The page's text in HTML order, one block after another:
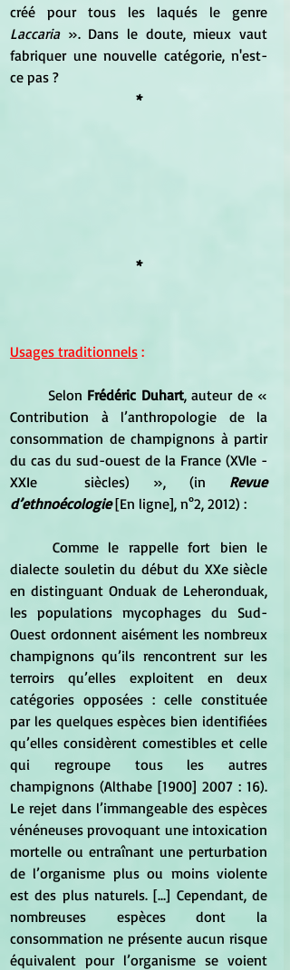
Laccaria ». Dans le doute, mieux vaut
fabriquer une nouvelle catégorie, n'est-
ce pas ?
*
*
Usages traditionnels :
	Selon
Frédéric Duhart, auteur de «
Contribution à l’anthropologie de la
consommation de champignons à partir
du cas du sud-ouest de la France (XVIe -
XXIe  siècles) », (in Revue
d’ethnoécologie [En ligne], n°2, 2012) :
dialecte souletin du début du XXe siècle
en distinguant Onduak de Leheronduak,
les populations mycophages du Sud-
Ouest ordonnent aisément les nombreux
champignons qu’ils rencontrent sur les
terroirs qu’elles exploitent en deux
catégories opposées : celle constituée
par les quelques espèces bien identifiées
qu’elles considèrent comestibles et celle
qui regroupe tous les autres
champignons (Althabe [1900] 2007 : 16).
Le rejet dans l’immangeable des espèces
vénéneuses provoquant une intoxication
mortelle ou entraînant une perturbation
de l’organisme plus ou moins violente
est des plus naturels. [...] Cependant, de
nombreuses espèces dont la
consommation ne présente aucun risque
équivalent pour l’organisme se voient